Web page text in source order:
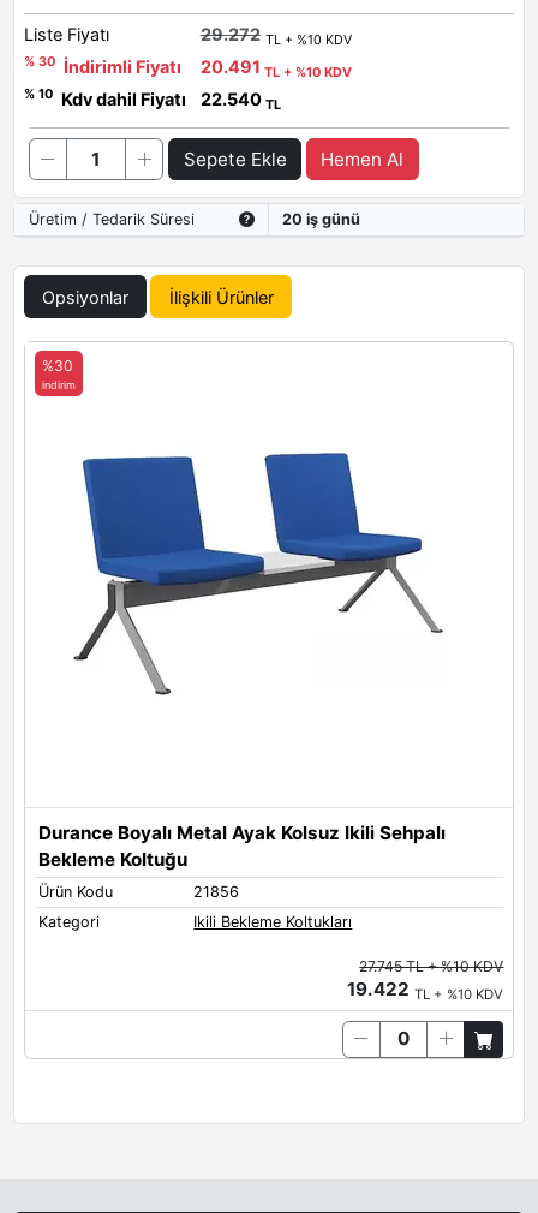
Liste Fiyatı 29.272 TL + %10 KDV
% 30
İndirimli Fiyatı 20.491 TL + %10 KDV
% 10
Kdv dahil Fiyatı 22.540 TL
Sepete Ekle Hemen Al
Üretim / Tedarik Süresi 20 iş günü
Opsiyonlar İlişkili Ürünler
Durance Boyalı Metal Ayak Kolsuz Ikili Sehpalı
Bekleme Koltuğu
Ürün Kodu
21856
Kategori
Ikili Bekleme Koltukları
%30
indirim
27.745 TL + %10 KDV
19.422TL + %10 KDV